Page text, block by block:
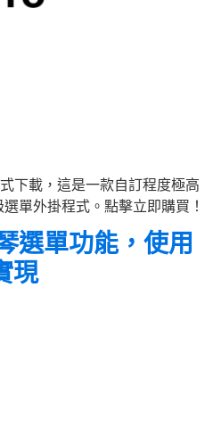
下載，這是一款自訂程度極高
單外掛程式。點擊立即購買！
選單功能，使用
現